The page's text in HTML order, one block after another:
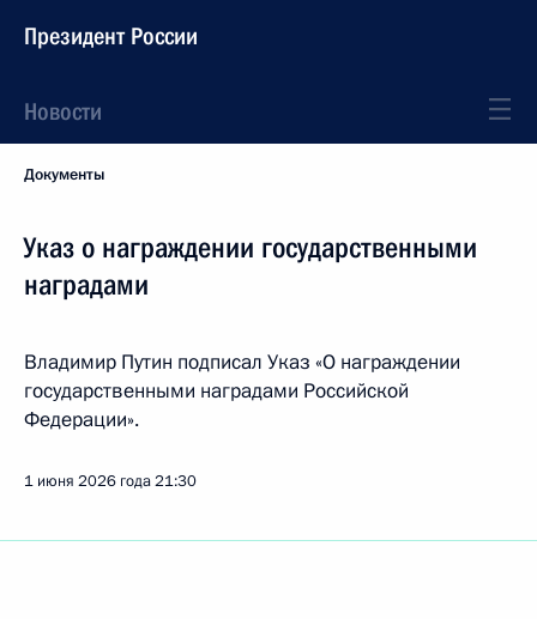
Президент России
Новости
Документы
Указ о награждении государственными
наградами
Владимир Путин подписал Указ «О награждении
государственными наградами Российской
Федерации».
1 июня 2026 года21:30